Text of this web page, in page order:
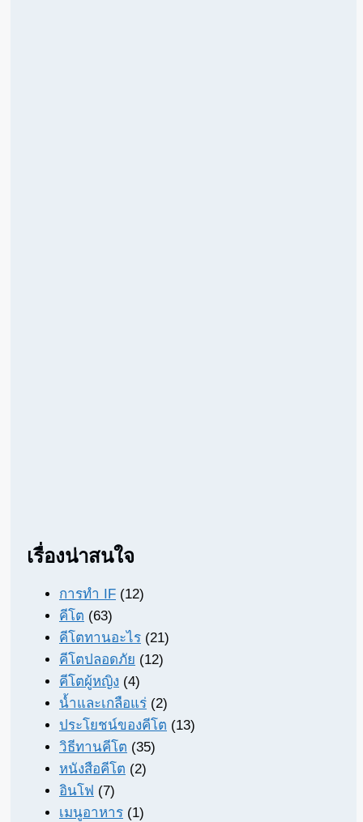
เรื่องน่าสนใจ
การทำ IF (12)
คีโต (63)
คีโตทานอะไร (21)
คีโตปลอดภัย (12)
คีโตผู้หญิง (4)
น้ำและเกลือแร่ (2)
ประโยชน์ของคีโต (13)
วิธีทานคีโต (35)
หนังสือคีโต (2)
อินโฟ (7)
เมนูอาหาร (1)